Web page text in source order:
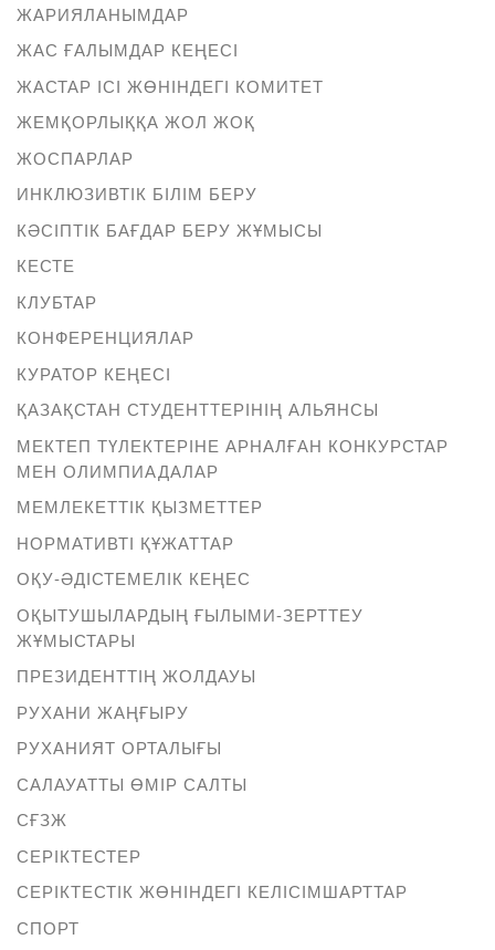
ЖАРИЯЛАНЫМДАР
ЖАС ҒАЛЫМДАР КЕҢЕСІ
ЖАСТАР ІСІ ЖӨНІНДЕГІ КОМИТЕТ
ЖЕМҚОРЛЫҚҚА ЖОЛ ЖОҚ
ЖОСПАРЛАР
ИНКЛЮЗИВТІК БІЛІМ БЕРУ
КӘСІПТІК БАҒДАР БЕРУ ЖҰМЫСЫ
КЕСТЕ
КЛУБТАР
КОНФЕРЕНЦИЯЛАР
КУРАТОР КЕҢЕСІ
ҚАЗАҚСТАН СТУДЕНТТЕРІНІҢ АЛЬЯНСЫ
МЕКТЕП ТҮЛЕКТЕРІНЕ АРНАЛҒАН КОНКУРСТАР
МЕН ОЛИМПИАДАЛАР
МЕМЛЕКЕТТІК ҚЫЗМЕТТЕР
НОРМАТИВТІ ҚҰЖАТТАР
ОҚУ-ӘДІСТЕМЕЛІК КЕҢЕС
ОҚЫТУШЫЛАРДЫҢ ҒЫЛЫМИ-ЗЕРТТЕУ
ЖҰМЫСТАРЫ
ПРЕЗИДЕНТТІҢ ЖОЛДАУЫ
РУХАНИ ЖАҢҒЫРУ
РУХАНИЯТ ОРТАЛЫҒЫ
САЛАУАТТЫ ӨМІР САЛТЫ
СҒЗЖ
СЕРІКТЕСТЕР
СЕРІКТЕСТІК ЖӨНІНДЕГІ КЕЛІСІМШАРТТАР
СПОРТ